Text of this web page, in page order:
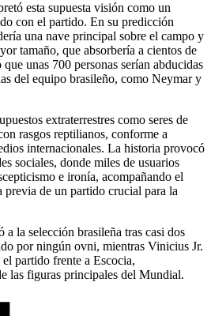
esta supuesta visión como un
con el partido. En su predicción
una nave principal sobre el campo y
tamaño, que absorbería a cientos de
unas 700 personas serían abducidas
del equipo brasileño, como Neymar y
extraterrestres como seres de
rasgos reptilianos, conforme a
internacionales. La historia provocó
sociales, donde miles de usuarios
e ironía, acompañando el
previa de un partido crucial para la
a la selección brasileña tras casi dos
por ningún ovni, mientras Vinicius Jr.
partido frente a Escocia,
las figuras principales del Mundial.